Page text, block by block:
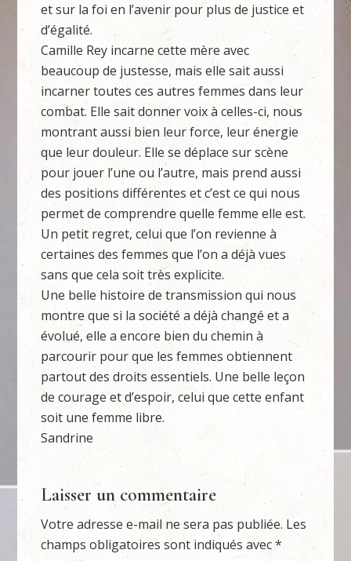
et sur la foi en l’avenir pour plus de justice et
d’égalité.
Camille Rey incarne cette mère avec
beaucoup de justesse, mais elle sait aussi
incarner toutes ces autres femmes dans leur
combat. Elle sait donner voix à celles-ci, nous
montrant aussi bien leur force, leur énergie
que leur douleur. Elle se déplace sur scène
pour jouer l’une ou l’autre, mais prend aussi
des positions différentes et c’est ce qui nous
permet de comprendre quelle femme elle est.
Un petit regret, celui que l’on revienne à
certaines des femmes que l’on a déjà vues
sans que cela soit très explicite.
Une belle histoire de transmission qui nous
montre que si la société a déjà changé et a
évolué, elle a encore bien du chemin à
parcourir pour que les femmes obtiennent
partout des droits essentiels. Une belle leçon
de courage et d’espoir, celui que cette enfant
soit une femme libre.
Sandrine
Laisser un commentaire
Votre adresse e-mail ne sera pas publiée. Les
champs obligatoires sont indiqués avec*